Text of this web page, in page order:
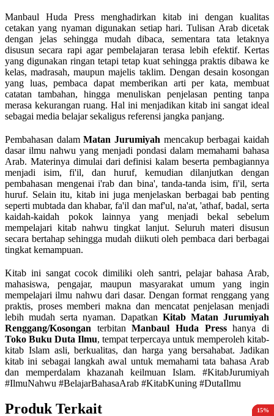
Manbaul Huda Press menghadirkan kitab ini dengan kualitas
cetakan yang nyaman digunakan setiap hari. Tulisan Arab dicetak
dengan jelas sehingga mudah dibaca, sementara tata letaknya
disusun secara rapi agar pembelajaran terasa lebih efektif. Kertas
yang digunakan ringan tetapi tetap kuat sehingga praktis dibawa ke
kelas, madrasah, maupun majelis taklim. Dengan desain kosongan
yang luas, pembaca dapat memberikan arti per kata, membuat
catatan tambahan, hingga menuliskan penjelasan penting tanpa
merasa kekurangan ruang. Hal ini menjadikan kitab ini sangat ideal
sebagai media belajar sekaligus referensi jangka panjang.
Pembahasan dalamMatan Jurumiyah mencakup berbagai kaidah
dasar ilmu nahwu yang menjadi pondasi dalam memahami bahasa
Arab. Materinya dimulai dari definisi kalam beserta pembagiannya
menjadi isim, fi'il, dan huruf, kemudian dilanjutkan dengan
pembahasan mengenai i'rab dan bina', tanda-tanda isim, fi'il, serta
huruf. Selain itu, kitab ini juga menjelaskan berbagai bab penting
seperti mubtada dan khabar, fa'il dan maf'ul, na'at, 'athaf, badal, serta
kaidah-kaidah pokok lainnya yang menjadi bekal sebelum
mempelajari kitab nahwu tingkat lanjut. Seluruh materi disusun
secara bertahap sehingga mudah diikuti oleh pembaca dari berbagai
tingkat kemampuan.
Kitab ini sangat cocok dimiliki oleh santri, pelajar bahasa Arab,
mahasiswa, pengajar, maupun masyarakat umum yang ingin
mempelajari ilmu nahwu dari dasar. Dengan format renggang yang
praktis, proses memberi makna dan mencatat penjelasan menjadi
lebih mudah serta nyaman. Dapatkan Kitab Matan Jurumiyah
Renggang/Kosongan terbitanManbaul Huda Presshanya di
Toko Buku Duta Ilmu, tempat terpercaya untuk memperoleh kitab-
kitab Islam asli, berkualitas, dan harga yang bersahabat. Jadikan
kitab ini sebagai langkah awal untuk memahami tata bahasa Arab
dan memperdalam khazanah keilmuan Islam. #KitabJurumiyah
#IlmuNahwu #BelajarBahasaArab #KitabKuning #DutaIlmu
Produk Terkait 15%
15%
15%
15%
15%